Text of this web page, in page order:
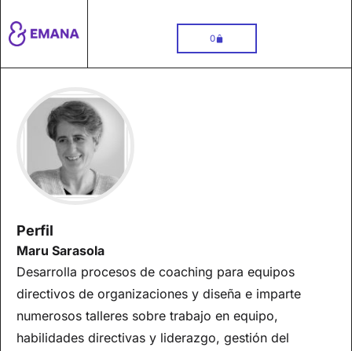
0
Carrito
Perfil
Maru Sarasola
Desarrolla procesos de coaching para equipos
directivos de organizaciones y diseña e imparte
numerosos talleres sobre trabajo en equipo,
habilidades directivas y liderazgo, gestión del